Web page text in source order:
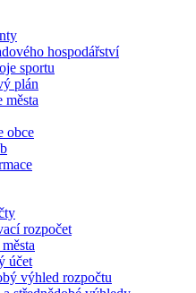
hospodářství
sportu
plán
města
obce
rozpočet
účet
výhled rozpočtu